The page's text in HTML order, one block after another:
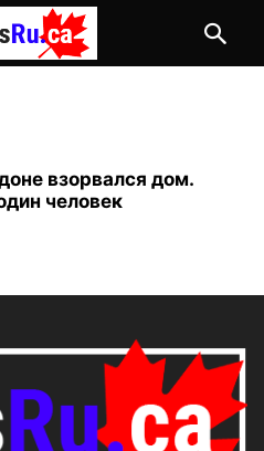
взорвался дом.
человек